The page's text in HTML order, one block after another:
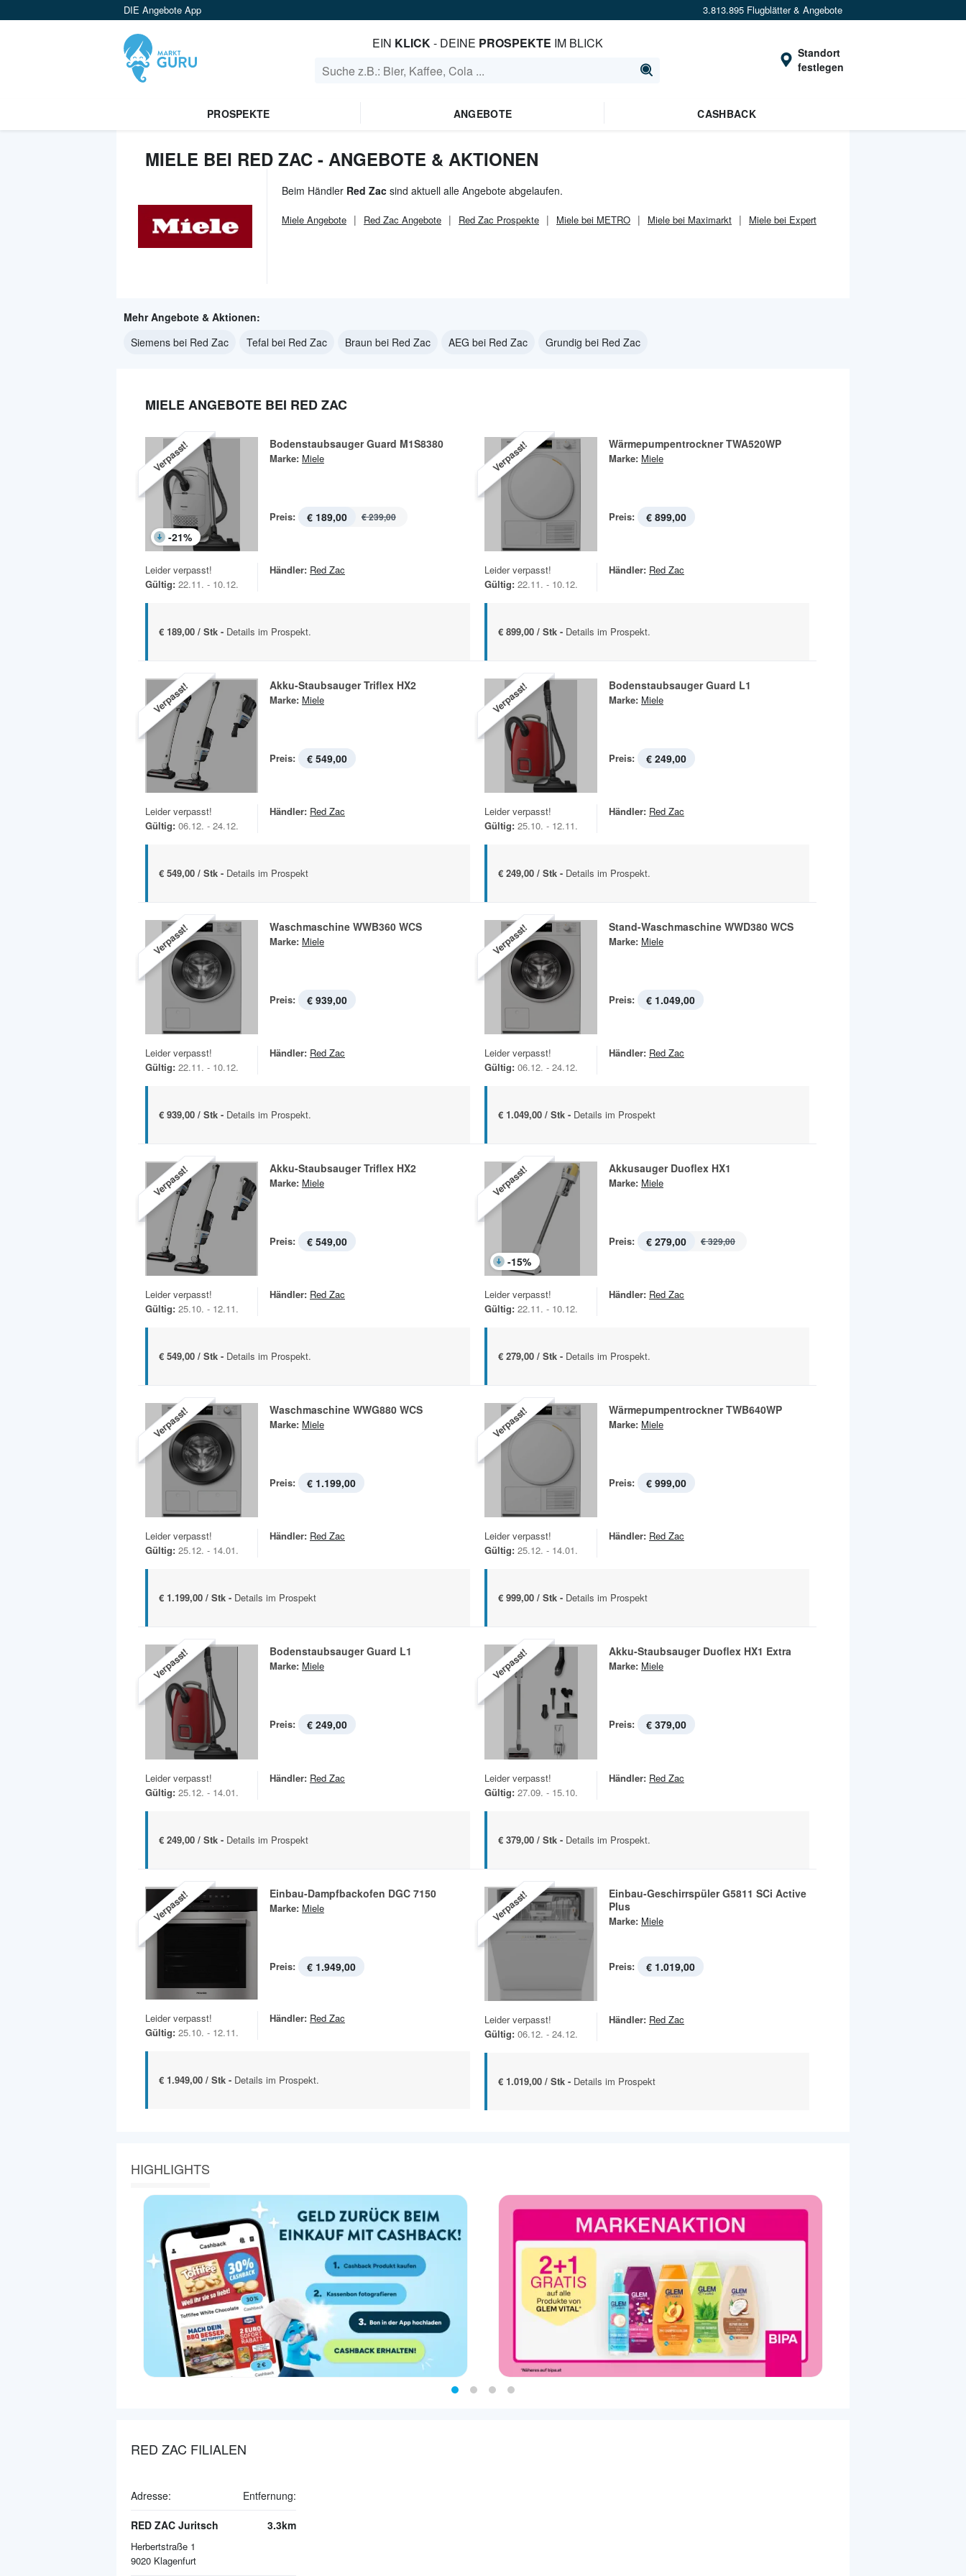
DIE Angebote App 3.813.895 Flugblätter & Angebote
EIN KLICK- DEINE PROSPEKTE IM BLICK
Standort
festlegen
PROSPEKTE ANGEBOTE CASHBACK
MIELE BEI RED ZAC - ANGEBOTE & AKTIONEN
Beim Händler Red Zac sind aktuell alle Angebote abgelaufen.
Miele Angebote Red Zac Angebote Red Zac Prospekte Miele bei METRO Miele bei Maximarkt Miele bei Expert
Mehr Angebote & Aktionen:
Siemens bei Red Zac
Tefal bei Red Zac Braun bei Red Zac AEG bei Red Zac Grundig bei Red Zac
MIELE ANGEBOTE BEI RED ZAC
Verpasst!
-21%
Bodenstaubsauger Guard M1S8380
Marke: Miele
Preis: € 189,00 € 239,00
Leider verpasst!
Gültig: 22.11. - 10.12.
Händler: Red Zac
€ 189,00 / Stk - Details im Prospekt.
Verpasst! Wärmepumpentrockner TWA520WP
Marke: Miele
Preis: € 899,00
Leider verpasst!
Gültig: 22.11. - 10.12.
Händler: Red Zac
€ 899,00 / Stk - Details im Prospekt.
Verpasst! Akku-Staubsauger Triflex HX2
Marke: Miele
Preis: € 549,00
Leider verpasst!
Gültig: 06.12. - 24.12.
Händler: Red Zac
€ 549,00 / Stk - Details im Prospekt
Verpasst! Bodenstaubsauger Guard L1
Marke: Miele
Preis: € 249,00
Leider verpasst!
Gültig: 25.10. - 12.11.
Händler: Red Zac
€ 249,00 / Stk - Details im Prospekt.
Verpasst! Waschmaschine WWB360 WCS
Marke: Miele
Preis: € 939,00
Leider verpasst!
Gültig: 22.11. - 10.12.
Händler: Red Zac
€ 939,00 / Stk - Details im Prospekt.
Verpasst! Stand-Waschmaschine WWD380 WCS
Marke: Miele
Preis: € 1.049,00
Leider verpasst!
Gültig: 06.12. - 24.12.
Händler: Red Zac
€ 1.049,00 / Stk - Details im Prospekt
Verpasst! Akku-Staubsauger Triflex HX2
Marke: Miele
Preis: € 549,00
Leider verpasst!
Gültig: 25.10. - 12.11.
Händler: Red Zac
€ 549,00 / Stk - Details im Prospekt.
Verpasst!
-15%
Akkusauger Duoflex HX1
Marke: Miele
Preis: € 279,00 € 329,00
Leider verpasst!
Gültig: 22.11. - 10.12.
Händler: Red Zac
€ 279,00 / Stk - Details im Prospekt.
Verpasst! Waschmaschine WWG880 WCS
Marke: Miele
Preis: € 1.199,00
Leider verpasst!
Gültig: 25.12. - 14.01.
Händler: Red Zac
€ 1.199,00 / Stk - Details im Prospekt
Verpasst! Wärmepumpentrockner TWB640WP
Marke: Miele
Preis: € 999,00
Leider verpasst!
Gültig: 25.12. - 14.01.
Händler: Red Zac
€ 999,00 / Stk - Details im Prospekt
Verpasst! Bodenstaubsauger Guard L1
Marke: Miele
Preis: € 249,00
Leider verpasst!
Gültig: 25.12. - 14.01.
Händler: Red Zac
€ 249,00 / Stk - Details im Prospekt
Verpasst! Akku-Staubsauger Duoflex HX1 Extra
Marke: Miele
Preis: € 379,00
Leider verpasst!
Gültig: 27.09. - 15.10.
Händler: Red Zac
€ 379,00 / Stk - Details im Prospekt.
Verpasst! Einbau-Dampfbackofen DGC 7150
Marke: Miele
Preis: € 1.949,00
Leider verpasst!
Gültig: 25.10. - 12.11.
Händler: Red Zac
€ 1.949,00 / Stk - Details im Prospekt.
Verpasst!
Einbau-Geschirrspüler G5811 SCi Active
Plus
Marke: Miele
Preis: € 1.019,00
Leider verpasst!
Gültig: 06.12. - 24.12.
Händler: Red Zac
€ 1.019,00 / Stk - Details im Prospekt
HIGHLIGHTS
RED ZAC FILIALEN
Adresse: Entfernung:
RED ZAC Juritsch
Herbertstraße 1
9020 Klagenfurt
3.3km